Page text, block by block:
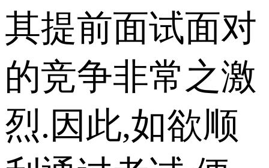
其提前面试面对
的竞争非常之激
烈.因此,如欲顺